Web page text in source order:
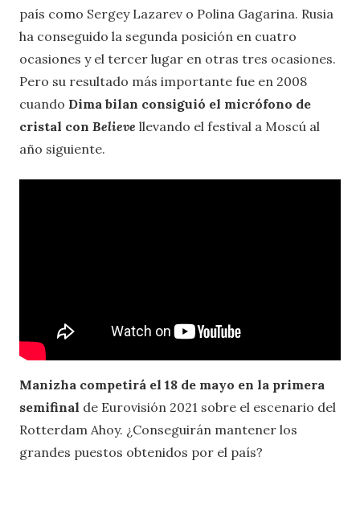
país como Sergey Lazarev o Polina Gagarina. Rusia
ha conseguido la segunda posición en cuatro
ocasiones y el tercer lugar en otras tres ocasiones.
Pero su resultado más importante fue en 2008
cuando Dima bilan consiguió el micrófono de
cristal con Believe llevando el festival a Moscú al
año siguiente.
Manizha competirá el 18 de mayo en la primera
semifinal de Eurovisión 2021 sobre el escenario del
Rotterdam Ahoy. ¿Conseguirán mantener los
grandes puestos obtenidos por el país?